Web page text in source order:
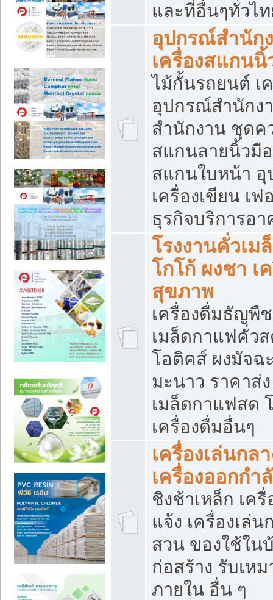
และที่อื่นๆทั่วไ
อุปกรณ์สำนัก
เครื่องสแกนนิ้
ไม้กั้นรถยนต์ เ
อุปกรณ์สำนักง
สำนักงาน ชุดค
สแกนลายนิ้วมื
สแกนใบหน้า
เครื่องเขียน เ
ธุรกิจบริการอ
โรงงานคั่วเม
โกโก้ ผงชา เ
สุขภาพ
เครื่องดื่มธัญพื
เมล็ดกาแฟคั่ว
โอติคส์ ผงมัจฉ
มะนาว ราคาส่
เมล็ดกาแฟสด
เครื่องดื่มอื่นๆ
เครื่องเล่นกล
เครื่องออกกำ
ชิงช้าเหล็ก เค
แจ้ง เครื่องเล่น
สวน ของใช้ใน
ก่อสร้าง รับเห
ภายใน อื่น ๆ